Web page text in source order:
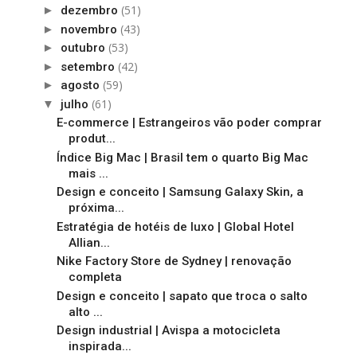
► dezembro (51)
► novembro (43)
► outubro (53)
► setembro (42)
► agosto (59)
▼ julho (61)
E-commerce | Estrangeiros vão poder comprar
produt...
Índice Big Mac | Brasil tem o quarto Big Mac
mais ...
Design e conceito | Samsung Galaxy Skin, a
próxima...
Estratégia de hotéis de luxo | Global Hotel
Allian...
Nike Factory Store de Sydney | renovação
completa
Design e conceito | sapato que troca o salto
alto ...
Design industrial | Avispa a motocicleta
inspirada...